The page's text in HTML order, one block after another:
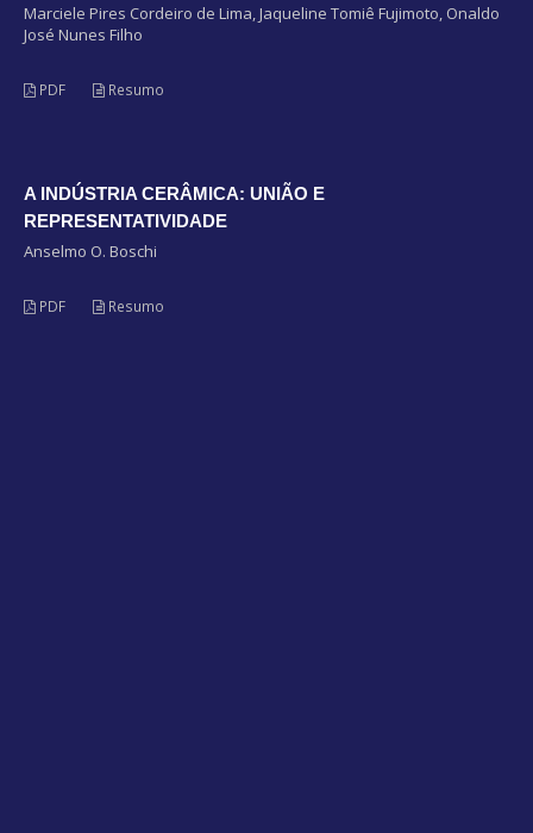
Marciele Pires Cordeiro de Lima, Jaqueline Tomiê Fujimoto, Onaldo
José Nunes Filho
PDF Resumo
A INDÚSTRIA CERÂMICA: UNIÃO E
REPRESENTATIVIDADE
Anselmo O. Boschi
PDF Resumo